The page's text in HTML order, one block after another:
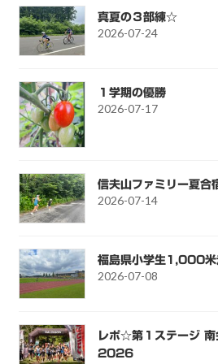
真夏の３部練☆
2026-07-24
１学期の優勝
2026-07-17
信夫山ファミリー夏合
2026-07-14
福島県小学生1,000
2026-07-08
レポ☆第１ステージ 南
2026